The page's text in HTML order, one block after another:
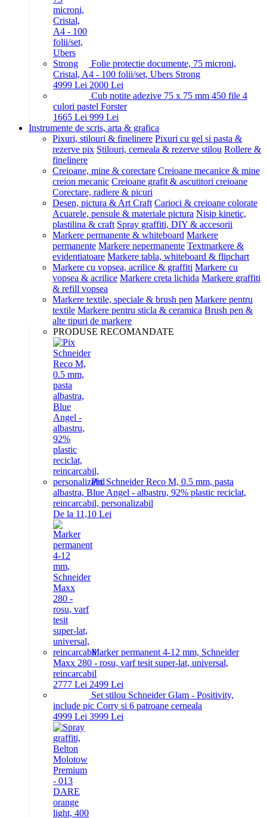
Folie protectie documente, 75 microni,
Cristal, A4 - 100 folii/set, Ubers Strong
4999 Lei 2000 Lei
Cub notite adezive 75 x 75 mm 450 file 4
culori pastel Forster
1665 Lei 999 Lei
Instrumente de scris, arta & grafica
Pixuri, stilouri & finelinere Pixuri cu gel si pasta &
rezerve pix Stilouri, cerneala & rezerve stilou Rollere &
finelinere
Creioane, mine & corectare Creioane mecanice & mine
creion mecanic Creioane grafit & ascutitori creioane
Corectare, radiere & picuri
Desen, pictura & Art Craft Carioci & creioane colorate
Acuarele, pensule & materiale pictura Nisip kinetic,
plastilina & craft Spray graffiti, DIY & accesorii
Markere permanente & whiteboard Markere
permanente Markere nepermanente Textmarkere &
evidentiatoare Markere tabla, whiteboard & flipchart
Markere cu vopsea, acrilice & graffiti Markere cu
vopsea & acrilice Markere creta lichida Markere graffiti
& refill vopsea
Markere textile, speciale & brush pen Markere pentru
textile Markere pentru sticla & ceramica Brush pen &
alte tipuri de markere
PRODUSE RECOMANDATE
Pix Schneider Reco M, 0.5 mm, pasta
albastra, Blue Angel - albastru, 92% plastic reciclat,
reincarcabil, personalizabil
De la 11,10 Lei
Marker permanent 4-12 mm, Schneider
Maxx 280 - rosu, varf tesit super-lat, universal,
reincarcabil
2777 Lei 2499 Lei
Set stilou Schneider Glam - Positivity,
include pic Corry si 6 patroane cerneala
4999 Lei 3999 Lei